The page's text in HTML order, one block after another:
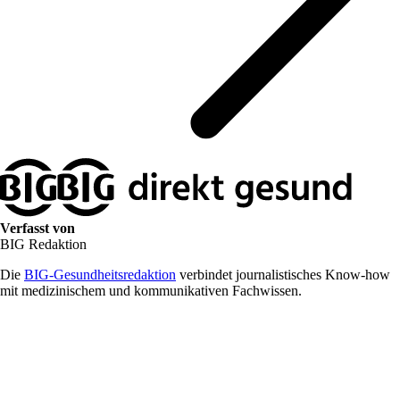
Verfasst von
BIG Redaktion
Die BIG-Gesundheitsredaktion verbindet journalistisches Know-how
mit medizinischem und kommunikativen Fachwissen.